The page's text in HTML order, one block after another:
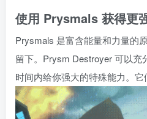
使用 Prysmals 获得更
Prysmals 是富含能量和力量的
留下。Prysm Destroyer 可以充
时间内给你强大的特殊能力。它